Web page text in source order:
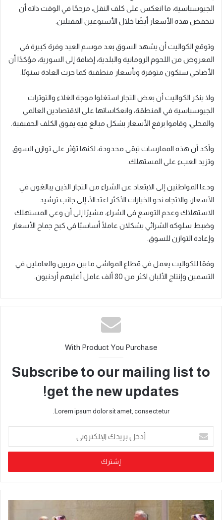
الجيوسياسية، ما انعكس على كلف النقل، مرجحًا في الوقت ذاته أن
تنخفض هذه الأسعار أيضًا خلال الأسبوعين المقبلين.
وتوقع الكواليت أن يشهد السوق بعد موسم العيد وفرة كبيرة في
المعروض من اللحوم الرومانية والبلدية، إضافة إلى السورية، مؤكدًا أن
الأضاحي ستكون متوفرة وبأسعار منطقية كما جرت العادة سنويًا.
ولا ينكر الكواليت أن بعض التجار استغلوا موجة الغلاء والتوترات
الجيوسياسية في المنطقة، وانعكاساتها على الاقتصادين العالمي
والمحلي، وقاموا برفع الأسعار بشكل مبالغ فيه يفوق الكلف الحقيقية.
وأكد أن هذه الممارسات تبقى محدودة، لكنها تؤثر على توازن السوق
وتزيد العبء على المستهلك.
ودعا المواطنين إلى الابتعاد عن الشراء من التجار الذين يبالغون في
الأسعار، والاتجاه نحو الخيارات الأكثر اعتدالًا، إلى جانب ترشيد
الاستهلاك وعدم التوسع في الشراء، مشيرًا إلى أن وعي المستهلك
وضبط سلوكه الشرائي يشكلان عاملًا أساسيًا في كبح جماح الأسعار
وإعادة التوازن للسوق.
وفقا للكواليت يعمل في قطاع المواشي ما بين مربين والعاملين في
التسمين وإنتاج الألبان اكثر من 80 ألف عامل أغلبهم أردنيون.
With Product You Purchase
Subscribe to our mailing list to
get the new updates!
Lorem ipsum dolor sit amet, consectetur.